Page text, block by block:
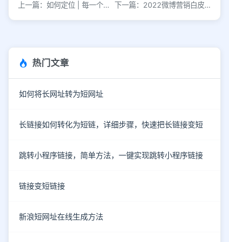
上一篇：如何定位 | 每一个公众号的名称都是一部发展史 下一篇：2022微博营销白皮书
热门文章
如何将长网址转为短网址
长链接如何转化为短链，详细步骤，快速把长链接变短
跳转小程序链接，简单方法，一键实现跳转小程序链接
链接变短链接
新浪短网址在线生成方法